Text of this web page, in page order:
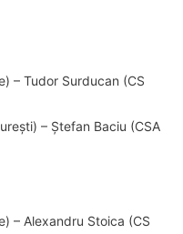
– Tudor Surducan (CS
– Ștefan Baciu (CSA
– Alexandru Stoica (CS